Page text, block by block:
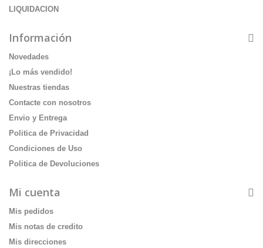
LIQUIDACION
Información
Novedades
¡Lo más vendido!
Nuestras tiendas
Contacte con nosotros
Envio y Entrega
Politica de Privacidad
Condiciones de Uso
Politica de Devoluciones
Mi cuenta
Mis pedidos
Mis notas de credito
Mis direcciones